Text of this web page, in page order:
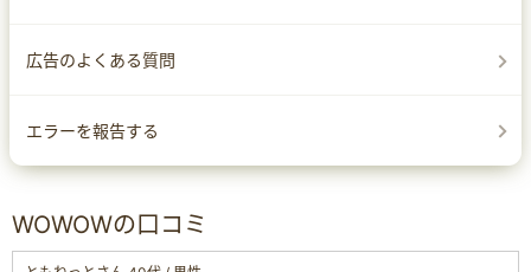
広告のよくある質問
エラーを報告する
WOWOWの口コミ